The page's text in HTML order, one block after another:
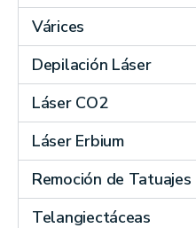
Várices
Depilación Láser
Láser CO2
Láser Erbium
Remoción de Tatuajes
Telangiectáceas